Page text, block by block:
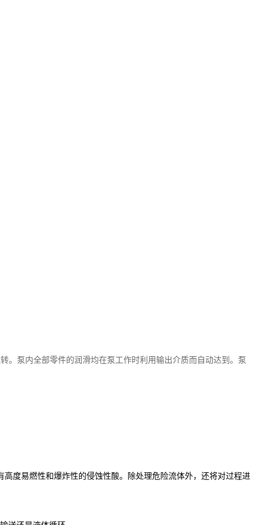
。泵内全部零件的润滑均在泵工作时利用输出介质而自动达到。泵
度易燃性和爆炸性的侵蚀性酸。除处理危险流体外，还将对过程进